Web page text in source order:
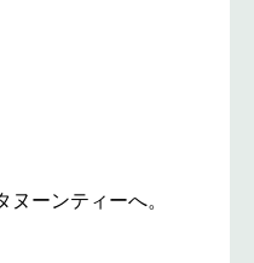
ーンティーへ。